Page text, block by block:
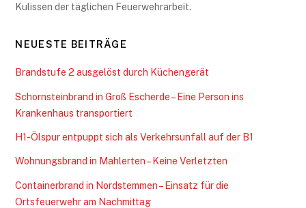
Kulissen der täglichen Feuerwehrarbeit.
NEUESTE BEITRÄGE
Brandstufe 2 ausgelöst durch Küchengerät
Schornsteinbrand in Groß Escherde – Eine Person ins
Krankenhaus transportiert
H1-Ölspur entpuppt sich als Verkehrsunfall auf der B1
Wohnungsbrand in Mahlerten – Keine Verletzten
Containerbrand in Nordstemmen – Einsatz für die
Ortsfeuerwehr am Nachmittag